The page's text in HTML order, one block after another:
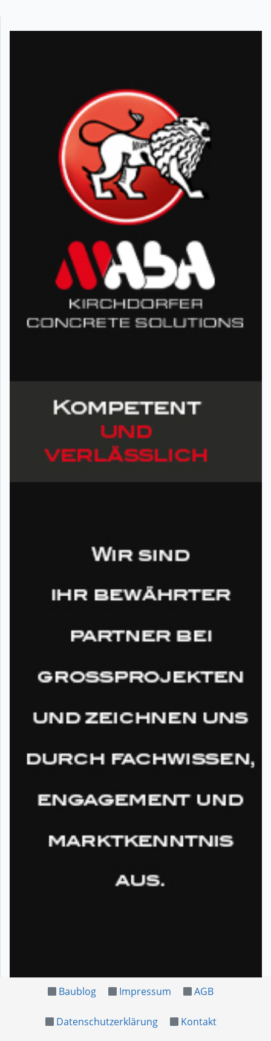
Baublog Impressum AGB
Datenschutzerklärung Kontakt